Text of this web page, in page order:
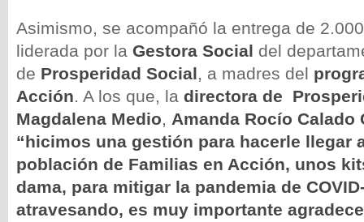
Asimismo, se acompañó la entrega de
liderada por la Gestora Social del
de Prosperidad Social, a madres del
Acción. A los que, la directora de
Magdalena Medio, Amanda Rocío Calado
“hicimos una gestión para hacerle llegar
población de Familias en Acción, unos
dama, para mitigar la pandemia de
atravesando, es muy importante